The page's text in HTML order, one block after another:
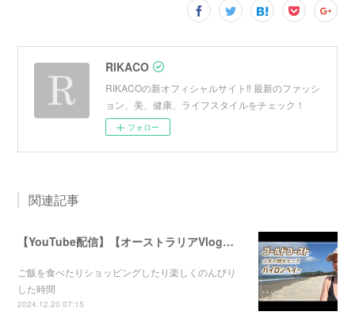
RIKACO
RIKACOの新オフィシャルサイト‼︎ 最新のファッシ
ョン、美、健康、ライフスタイルをチェック！
フォロー
関連記事
【YouTube配信】【オーストラリアVlog】オシャレで人気のバイロンベイ〜
ご飯を食べたりショッピングしたり楽しくのんびり
した時間
2024.12.20 07:15